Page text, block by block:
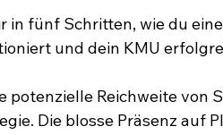
fünf Schritten, wie du
und dein KMU
potenzielle Reichweite von
Die blosse Präsenz auf